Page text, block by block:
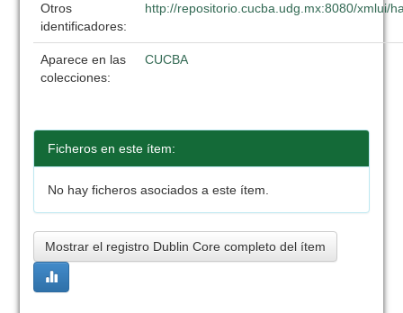
Otros
identificadores:
http://repositorio.cucba.udg.mx:8080/xmlui/
Aparece en las
colecciones:
CUCBA
Ficheros en este ítem:
No hay ficheros asociados a este ítem.
Mostrar el registro Dublin Core completo del ítem